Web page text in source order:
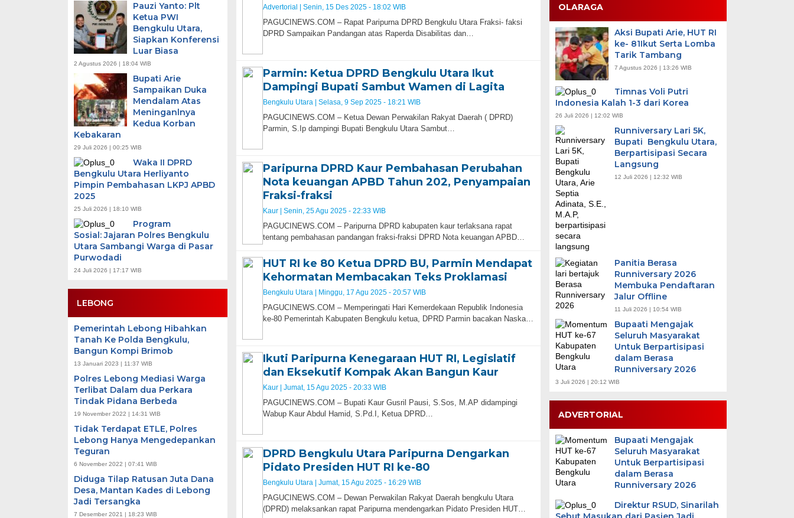
Pauzi Yanto: Plt
Ketua PWI
Bengkulu Utara,
Siapkan Konferensi
Luar Biasa
2 Agustus 2026 | 18:04 WIB
Bupati Arie
Sampaikan Duka
Mendalam Atas
Meninganlnya
Kedua Korban
Kebakaran
29 Juli 2026 | 00:25 WIB
Waka II DPRD
Bengkulu Utara Herliyanto
Pimpin Pembahasan LKPJ APBD
2025
25 Juli 2026 | 18:10 WIB
Program
Sosial: Jajaran Polres Bengkulu
Utara Sambangi Warga di Pasar
Purwodadi
24 Juli 2026 | 17:17 WIB
LEBONG
Pemerintah Lebong Hibahkan
Tanah Ke Polda Bengkulu,
Bangun Kompi Brimob
13 Januari 2023 | 11:37 WIB
Polres Lebong Mediasi Warga
Terlibat Dalam dua Perkara
Tindak Pidana Berbeda
19 November 2022 | 14:31 WIB
Tidak Terdapat ETLE, Polres
Lebong Hanya Mengedepankan
Teguran
6 November 2022 | 07:41 WIB
Diduga Tilap Ratusan Juta Dana
Desa, Mantan Kades di Lebong
Jadi Tersangka
7 Desember 2021 | 18:23 WIB
Advertorial | Senin, 15 Des 2025 - 18:02 WIB
PAGUCINEWS.COM – Rapat Paripurna DPRD Bengkulu Utara Fraksi- faksi
DPRD Sampaikan Pandangan atas Raperda Disabilitas dan…
Parmin: Ketua DPRD Bengkulu Utara Ikut
Dampingi Bupati Sambut Wamen di Lagita
Bengkulu Utara | Selasa, 9 Sep 2025 - 18:21 WIB
PAGUCINEWS.COM – Ketua Dewan Perwakilan Rakyat Daerah ( DPRD)
Parmin, S.Ip dampingi Bupati Bengkulu Utara Sambut…
Paripurna DPRD Kaur Pembahasan Perubahan
Nota keuangan APBD Tahun 202, Penyampaian
Fraksi-fraksi
Kaur | Senin, 25 Agu 2025 - 22:33 WIB
PAGUCINEWS.COM – Paripurna DPRD kabupaten kaur terlaksana rapat
tentang pembahasan pandangan fraksi-fraksi DPRD Nota keuangan APBD…
HUT RI ke 80 Ketua DPRD BU, Parmin Mendapat
Kehormatan Membacakan Teks Proklamasi
Bengkulu Utara | Minggu, 17 Agu 2025 - 20:57 WIB
PAGUCINEWS.COM – Memperingati Hari Kemerdekaan Republik Indonesia
ke-80 Pemerintah Kabupaten Bengkulu ketua, DPRD Parmin bacakan Naska…
Ikuti Paripurna Kenegaraan HUT RI, Legislatif
dan Eksekutif Kompak Akan Bangun Kaur
Kaur | Jumat, 15 Agu 2025 - 20:33 WIB
PAGUCINEWS.COM – Bupati Kaur Gusril Pausi, S.Sos, M.AP didampingi
Wabup Kaur Abdul Hamid, S.Pd.I, Ketua DPRD…
DPRD Bengkulu Utara Paripurna Dengarkan
Pidato Presiden HUT RI ke-80
Bengkulu Utara | Jumat, 15 Agu 2025 - 16:29 WIB
PAGUCINEWS.COM – Dewan Perwakilan Rakyat Daerah bengkulu Utara
(DPRD) melaksankan rapat Paripurna mendengarkan Pidato Presiden HUT…
OLARAGA
Aksi Bupati Arie, HUT RI
ke- 81Ikut Serta Lomba
Tarik Tambang
7 Agustus 2026 | 13:26 WIB
Timnas Voli Putri
Indonesia Kalah 1-3 dari Korea
26 Juli 2026 | 12:02 WIB
Runniversary Lari 5K,
Bupati Bengkulu Utara,
Berpartisipasi Secara
Langsung
12 Juli 2026 | 12:32 WIB
Panitia Berasa
Runniversary 2026
Membuka Pendaftaran
Jalur Offline
11 Juli 2026 | 10:54 WIB
Bupaati Mengajak
Seluruh Masyarakat
Untuk Berpartisipasi
dalam Berasa
Runniversary 2026
3 Juli 2026 | 20:12 WIB
ADVERTORIAL
Bupaati Mengajak
Seluruh Masyarakat
Untuk Berpartisipasi
dalam Berasa
Runniversary 2026
Direktur RSUD, Sinarilah